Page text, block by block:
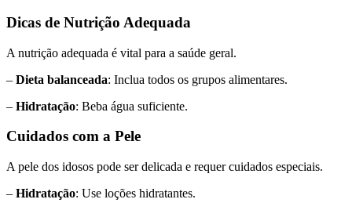
Dicas de Nutrição Adequada
A nutrição adequada é vital para a saúde geral.
– Dieta balanceada: Inclua todos os grupos alimentares.
– Hidratação: Beba água suficiente.
Cuidados com a Pele
A pele dos idosos pode ser delicada e requer cuidados especiais.
– Hidratação: Use loções hidratantes.